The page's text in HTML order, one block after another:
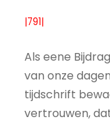
|791|
Als eene
van onze
tijdschrift
vertrouwen,